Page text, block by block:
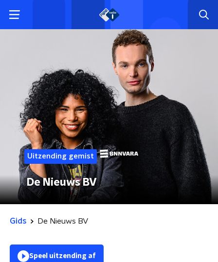
Uitzending gemist
De Nieuws BV
Gids De Nieuws BV
Speel uitzending af